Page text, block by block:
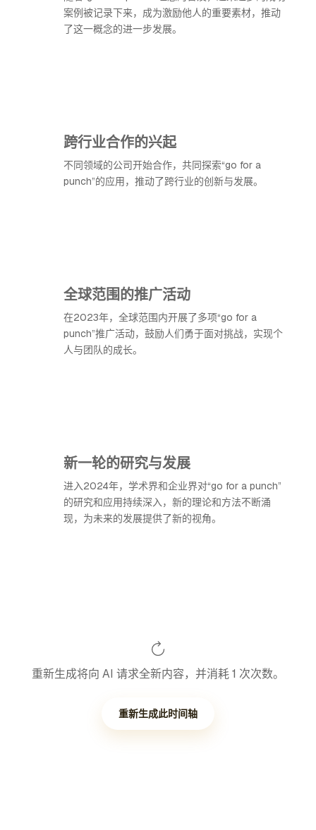
案例被记录下来，成为激励他人的重要素材，推动
了这一概念的进一步发展。
跨行业合作的兴起
不同领域的公司开始合作，共同探索“go for a
punch”的应用，推动了跨行业的创新与发展。
全球范围的推广活动
在2023年，全球范围内开展了多项“go for a
punch”推广活动，鼓励人们勇于面对挑战，实现个
人与团队的成长。
新一轮的研究与发展
进入2024年，学术界和企业界对“go for a punch”
的研究和应用持续深入，新的理论和方法不断涌
现，为未来的发展提供了新的视角。
重新生成将向 AI 请求全新内容，并消耗 1 次次数。
重新生成此时间轴